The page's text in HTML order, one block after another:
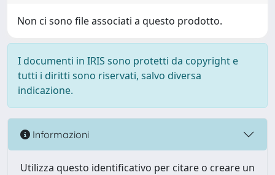
Non ci sono file associati a questo prodotto.
I documenti in IRIS sono protetti da copyright e
tutti i diritti sono riservati, salvo diversa
indicazione.
Informazioni
Utilizza questo identificativo per citare o creare un